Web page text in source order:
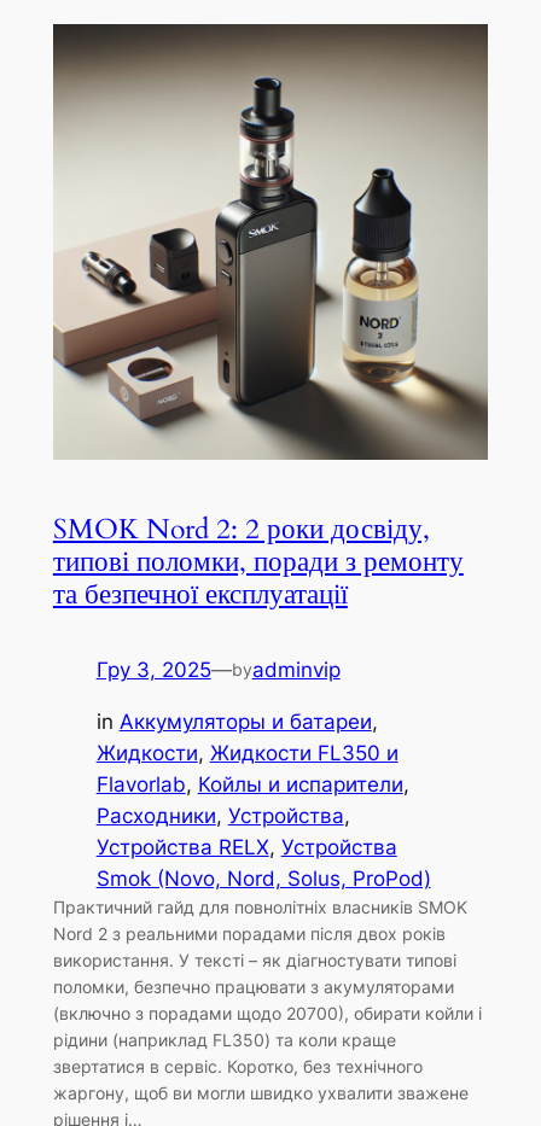
SMOK Nord 2: 2 роки досвіду,
типові поломки, поради з ремонту
та безпечної експлуатації
Гру 3, 2025—byadminvip
in Аккумуляторы и батареи
Жидкости, Жидкости FL350 и
Flavorlab, Койлы и испарители
Расходники, Устройства
Устройства RELX, Устройства
Smok (Novo, Nord, Solus, ProPod)
Практичний гайд для повнолітніх власників SMOK
Nord 2 з реальними порадами після двох років
використання. У тексті – як діагностувати типові
поломки, безпечно працювати з акумуляторами
(включно з порадами щодо 20700), обирати койли і
рідини (наприклад FL350) та коли краще
звертатися в сервіс. Коротко, без технічного
жаргону, щоб ви могли швидко ухвалити зважене
рішення і…